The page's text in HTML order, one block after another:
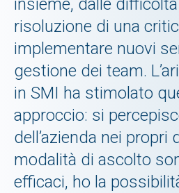
insieme, dalle
risoluzione di una
implementare nuovi
gestione dei team.
in SMI ha stimolato
approccio: si
dell’azienda nei propri
modalità di ascolto
efficaci, ho la